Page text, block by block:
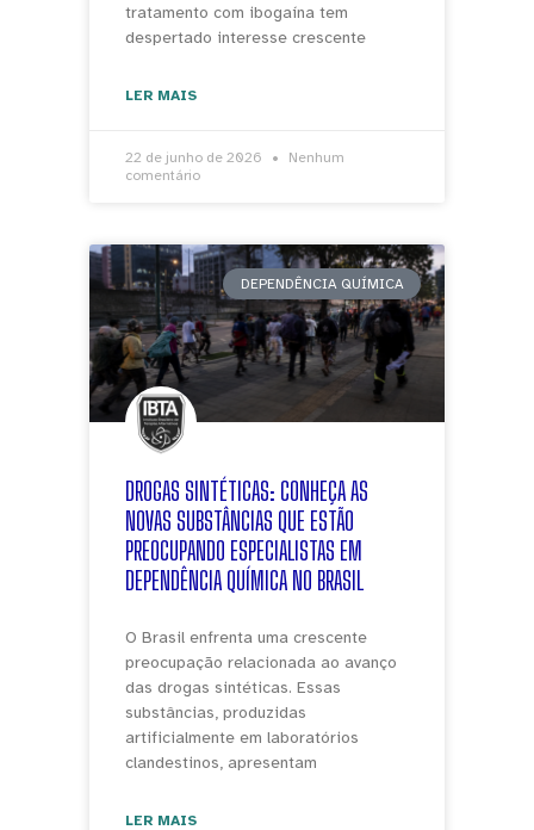
tratamento com ibogaína tem
despertado interesse crescente
LER MAIS
22 de junho de 2026
Nenhum
comentário
DEPENDÊNCIA QUÍMICA
DROGAS SINTÉTICAS: CONHEÇA AS
NOVAS SUBSTÂNCIAS QUE ESTÃO
PREOCUPANDO ESPECIALISTAS EM
DEPENDÊNCIA QUÍMICA NO BRASIL
O Brasil enfrenta uma crescente
preocupação relacionada ao avanço
das drogas sintéticas. Essas
substâncias, produzidas
artificialmente em laboratórios
clandestinos, apresentam
LER MAIS